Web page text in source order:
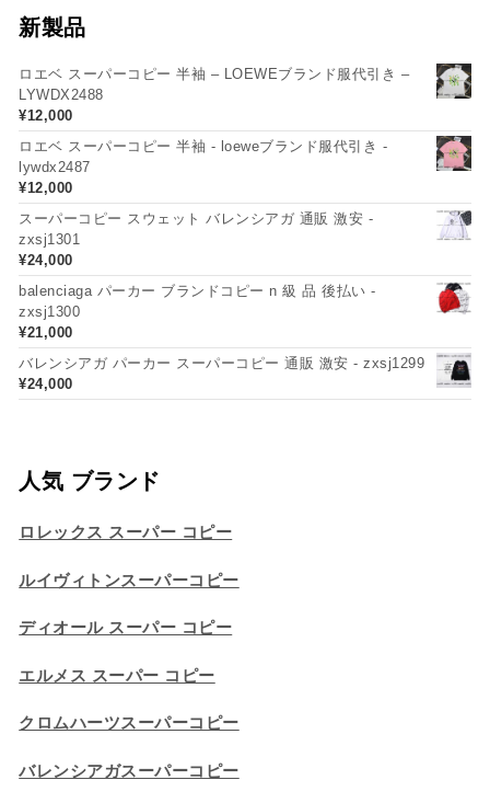
新製品
ロエベ スーパーコピー 半袖 – LOEWEブランド服代引き –
LYWDX2488
¥12,000
ロエベ スーパーコピー 半袖 - loeweブランド服代引き -
lywdx2487
¥12,000
スーパーコピー スウェット バレンシアガ 通販 激安 -
zxsj1301
¥24,000
balenciaga パーカー ブランドコピー n 級 品 後払い -
zxsj1300
¥21,000
バレンシアガ パーカー スーパーコピー 通販 激安 - zxsj1299
¥24,000
人気 ブランド
ロレックス スーパー コピー
ルイヴィトンスーパーコピー
ディオール スーパー コピー
エルメス スーパー コピー
クロムハーツスーパーコピー
バレンシアガスーパーコピー